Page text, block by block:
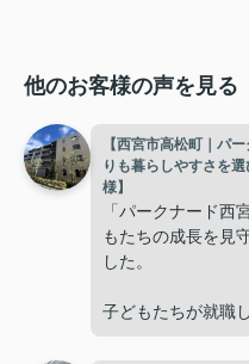
他のお客様の声を見る
【西宮市高松町｜パ
りも暮らしやすさを
様】
「パークナード西
もたちの成長を見
した。
子どもたちが就職